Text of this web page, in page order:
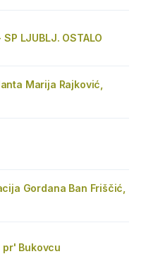
LJUBLJ. OSTALO
Marija Rajković,
Gordana Ban Friščić,
pr' Bukovcu